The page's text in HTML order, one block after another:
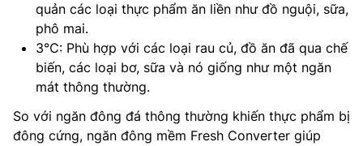
quản các loại thực phẩm ăn liền như đồ nguội, sữa,
phô mai.
3℃: Phù hợp với các loại rau củ, đồ ăn đã qua chế
biến, các loại bơ, sữa và nó giống như một ngăn
mát thông thường.
So với ngăn đông đá thông thường khiến thực phẩm bị
đông cứng, ngăn đông mềm Fresh Converter giúp